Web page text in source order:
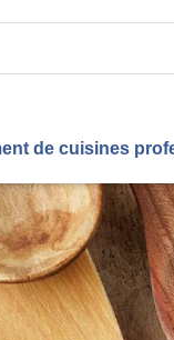
de cuisines